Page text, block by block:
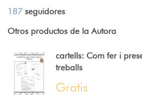
187 seguidores
Otros productos de la Autora
cartells: Com fer i
treballs
Gratis